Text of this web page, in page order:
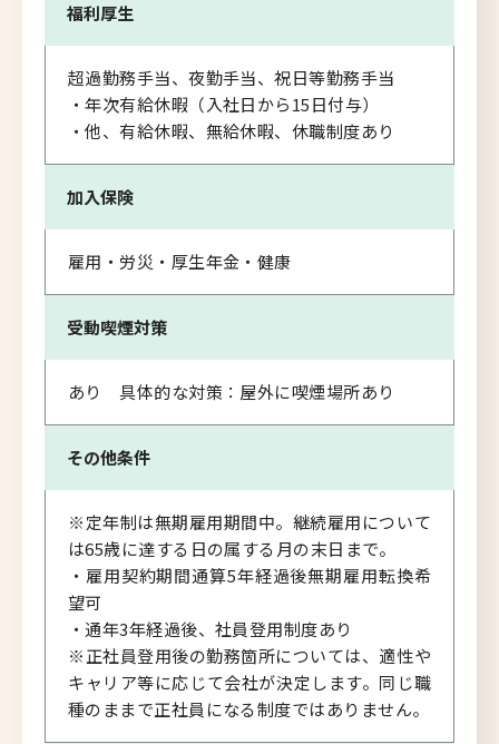
福利厚生
超過勤務手当、夜勤手当、祝日等勤務手当
・年次有給休暇（入社日から15日付与）
・他、有給休暇、無給休暇、休職制度あり
加入保険
雇用・労災・厚生年金・健康
受動喫煙対策
あり 具体的な対策：屋外に喫煙場所あり
その他条件
※定年制は無期雇用期間中。継続雇用について
は65歳に達する日の属する月の末日まで。
・雇用契約期間通算5年経過後無期雇用転換希
望可
・通年3年経過後、社員登用制度あり
※正社員登用後の勤務箇所については、適性や
キャリア等に応じて会社が決定します。同じ職
種のままで正社員になる制度ではありません。